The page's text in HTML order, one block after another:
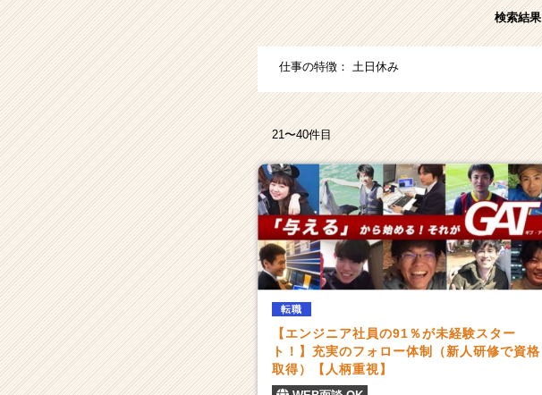
検索結果
仕事の特徴： 土日休み
21〜40件目
転職
【エンジニア社員の91％が未経験スター
ト！】充実のフォロー体制（新人研修で資格
取得）【人柄重視】